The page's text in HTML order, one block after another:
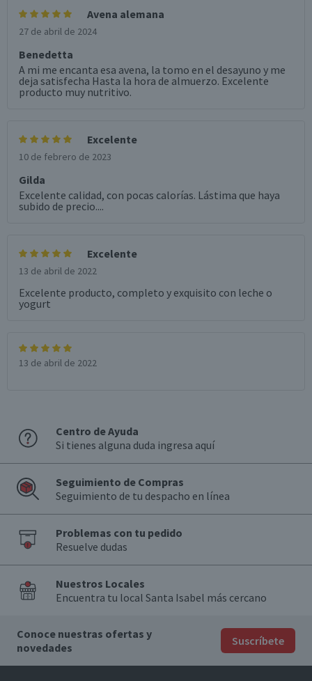
Avena alemana
27 de abril de 2024
Benedetta
A mi me encanta esa avena, la tomo en el desayuno y me
deja satisfecha Hasta la hora de almuerzo. Excelente
producto muy nutritivo.
Excelente
10 de febrero de 2023
Gilda
Excelente calidad, con pocas calorías. Lástima que haya
subido de precio....
Excelente
13 de abril de 2022
Excelente producto, completo y exquisito con leche o
yogurt
13 de abril de 2022
Centro de Ayuda
Si tienes alguna duda ingresa aquí
Seguimiento de Compras
Seguimiento de tu despacho en línea
Problemas con tu pedido
Resuelve dudas
Nuestros Locales
Encuentra tu local Santa Isabel más cercano
Conoce nuestras ofertas y
novedades
Suscríbete